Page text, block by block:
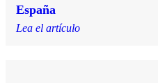
España
Lea el artículo